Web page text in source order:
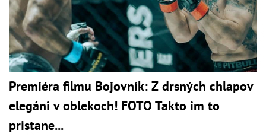
Premiéra filmu Bojovník: Z drsných chlapov
elegáni v oblekoch! FOTO Takto im to
pristane...